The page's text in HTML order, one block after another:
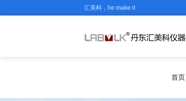
汇美科，he make it
首页